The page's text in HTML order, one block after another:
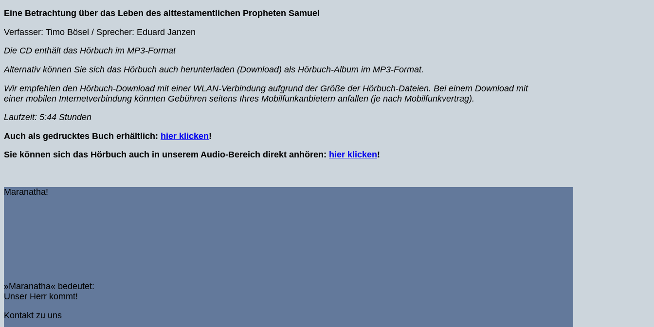
Hörbuch
Eine Betrachtung über das Leben des alttestamentlichen Propheten Samuel
Verfasser: Timo Bösel / Sprecher: Eduard Janzen
Die CD enthält das Hörbuch im MP3-Format
Alternativ können Sie sich das Hörbuch auch herunterladen (Download) als Hörbuch-Album im MP3-Format.
Wir empfehlen den Hörbuch-Download mit einer WLAN-Verbindung aufgrund der Größe der Hörbuch-Dateien. Bei einem Download mit
einer mobilen Internetverbindung könnten Gebühren seitens Ihres Mobilfunkanbietern anfallen (je nach Mobilfunkvertrag).
Laufzeit: 5:44 Stunden
Auch als gedrucktes Buch erhältlich: hier klicken!
Sie können sich das Hörbuch auch in unserem Audio-Bereich direkt anhören: hier klicken!
Maranatha!
»Maranatha« bedeutet:
Unser Herr kommt!
Kontakt zu uns